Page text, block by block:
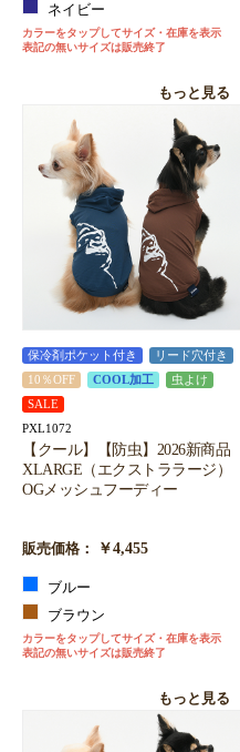
ネイビー
カラーをタップしてサイズ・在庫を表示
表記の無いサイズは販売終了
もっと見る
保冷剤ポケット付き
リード穴付き
10％OFF
COOL加工
虫よけ
SALE
PXL1072
【クール】【防虫】2026新商品
XLARGE（エクストララージ）
OGメッシュフーディー
販売価格： ￥4,455
ブルー
ブラウン
カラーをタップしてサイズ・在庫を表示
表記の無いサイズは販売終了
もっと見る